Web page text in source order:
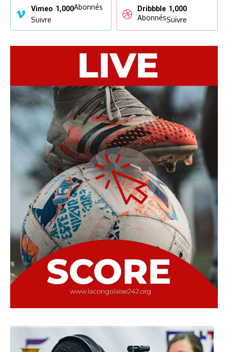
Vimeo 1,000Abonnés
Suivre
Dribbble 1,000
AbonnésSuivre